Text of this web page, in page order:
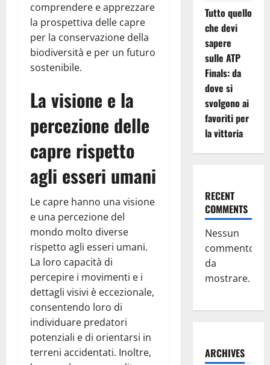
comprendere e apprezzare
la prospettiva delle capre
per la conservazione della
biodiversità e per un futuro
sostenibile.
La visione e la
percezione delle
capre rispetto
agli esseri umani
Le capre hanno una visione
e una percezione del
mondo molto diverse
rispetto agli esseri umani.
La loro capacità di
percepire i movimenti e i
dettagli visivi è eccezionale,
consentendo loro di
individuare predatori
potenziali e di orientarsi in
terreni accidentati. Inoltre,
Tutto quello
che devi
sapere
sulle ATP
Finals: da
dove si
svolgono ai
favoriti per
la vittoria
RECENT
COMMENTS
Nessun
commento
da
mostrare.
ARCHIVES